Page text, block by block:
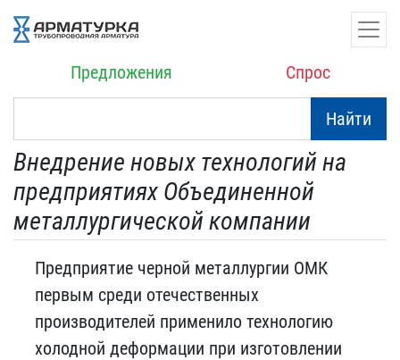
Предложения Спрос
Найти
Внедрение новых технологий на
предприятиях Объединенной
металлургической компании
Предприятие черной металлургии ОМК
первым среди отечественных
производителей применило технологию
холодной деформации при изготовлении